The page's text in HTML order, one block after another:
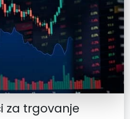
za trgovanje